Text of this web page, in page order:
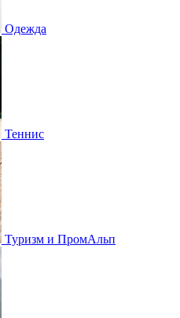
Одежда
Теннис
Туризм и ПромАльп